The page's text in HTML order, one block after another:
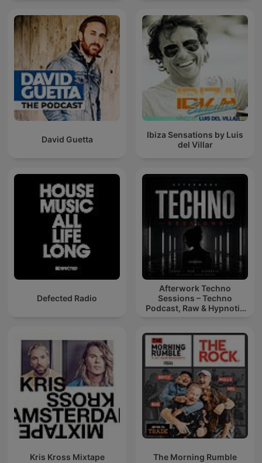
David Guetta
Ibiza Sensations by Luis
del Villar
Defected Radio
Afterwork Techno
Sessions – Techno
Podcast, Raw & Hypnotic
Kris Kross Mixtape The Morning Rumble